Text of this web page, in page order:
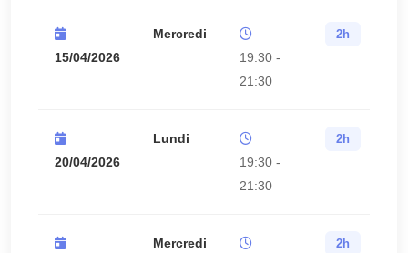
15/04/2026
Mercredi
19:30 -
21:30
2h
20/04/2026
Lundi
19:30 -
21:30
2h
Mercredi
2h